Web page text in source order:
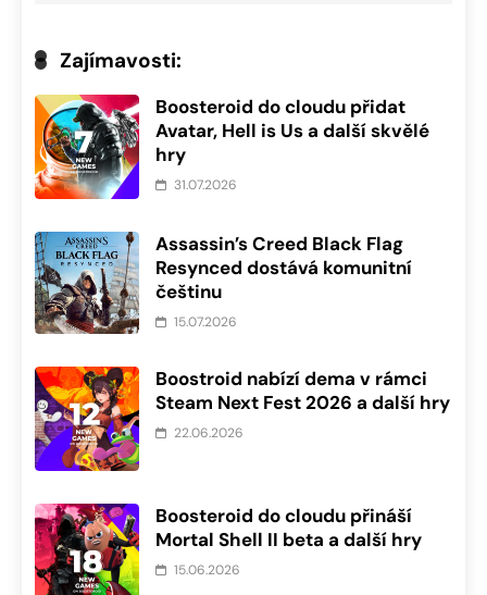
Zajímavosti:
Boosteroid do cloudu přidat
Avatar, Hell is Us a další skvělé
hry
31.07.2026
Assassin’s Creed Black Flag
Resynced dostává komunitní
češtinu
15.07.2026
Boostroid nabízí dema v rámci
Steam Next Fest 2026 a další hry
22.06.2026
Boosteroid do cloudu přináší
Mortal Shell II beta a další hry
15.06.2026